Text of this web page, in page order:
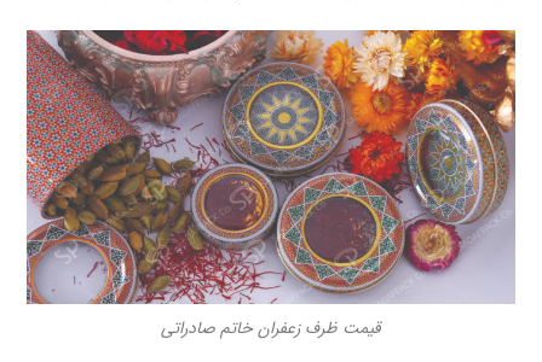
قیمت ظرف زعفران خاتم صادراتی